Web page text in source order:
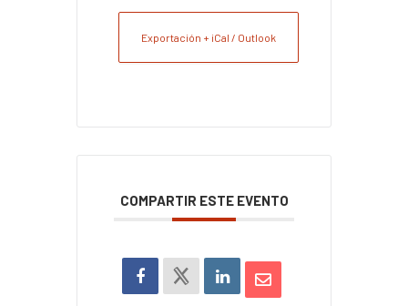
Exportación + iCal / Outlook
COMPARTIR ESTE EVENTO